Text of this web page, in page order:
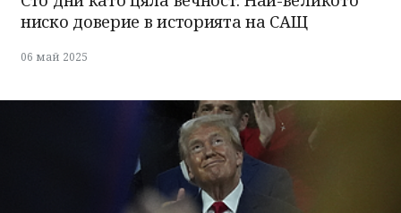
ниско доверие в историята на САЩ
06 май 2025